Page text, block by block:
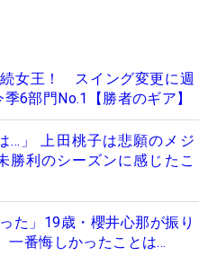
女王！ スイング変更に週
6部門No.1【勝者のギア】
…」 上田桃子は悲願のメジ
勝利のシーズンに感じたこ
た」19歳・櫻井心那が振り
番悔しかったことは…